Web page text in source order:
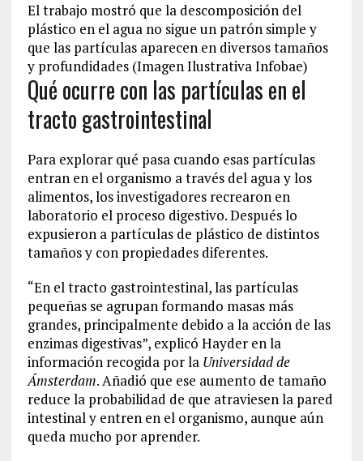
El trabajo mostró que la descomposición del
plástico en el agua no sigue un patrón simple y
que las partículas aparecen en diversos tamaños
y profundidades (Imagen Ilustrativa Infobae)
Qué ocurre con las partículas en el
tracto gastrointestinal
Para explorar qué pasa cuando esas partículas
entran en el organismo a través del agua y los
alimentos, los investigadores recrearon en
laboratorio el proceso digestivo. Después lo
expusieron a partículas de plástico de distintos
tamaños y con propiedades diferentes.
“En el tracto gastrointestinal, las partículas
pequeñas se agrupan formando masas más
grandes, principalmente debido a la acción de las
enzimas digestivas”, explicó Hayder en la
información recogida por la Universidad de
Ámsterdam. Añadió que ese aumento de tamaño
reduce la probabilidad de que atraviesen la pared
intestinal y entren en el organismo, aunque aún
queda mucho por aprender.